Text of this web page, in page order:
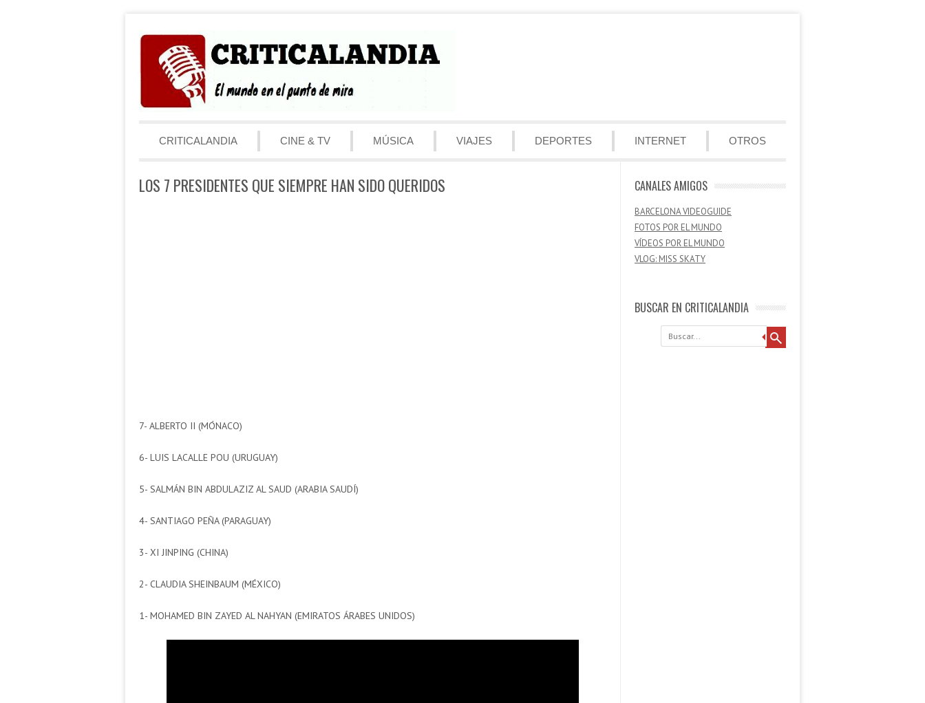
Menú
CRITICALANDIA
CINE & TV MÚSICA VIAJES DEPORTES INTERNET OTROS
LOS 7 PRESIDENTES QUE SIEMPRE HAN SIDO QUERIDOS
7- ALBERTO II (MÓNACO)
6- LUIS LACALLE POU (URUGUAY)
5- SALMÁN BIN ABDULAZIZ AL SAUD (ARABIA SAUDÍ)
4- SANTIAGO PEÑA (PARAGUAY)
3- XI JINPING (CHINA)
2- CLAUDIA SHEINBAUM (MÉXICO)
1- MOHAMED BIN ZAYED AL NAHYAN (EMIRATOS ÁRABES UNIDOS)
CANALES AMIGOS
BARCELONA VIDEOGUIDE
FOTOS POR EL MUNDO
VÍDEOS POR EL MUNDO
VLOG: MISS SKATY
BUSCAR EN CRITICALANDIA
Buscar